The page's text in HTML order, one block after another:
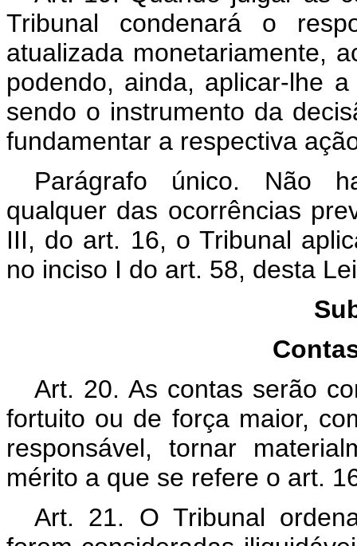
Tribunal condenará o
atualizada monetariamente,
podendo, ainda, aplicar-lhe
sendo o instrumento da
fundamentar a respectiva
Parágrafo único. Não
qualquer das ocorrências
III, do art. 16, o Tribunal
no inciso I do art. 58, desta
Art. 20. As contas serão
fortuito ou de força maior,
responsável, tornar
mérito a que se refere o art.
Art. 21. O Tribunal